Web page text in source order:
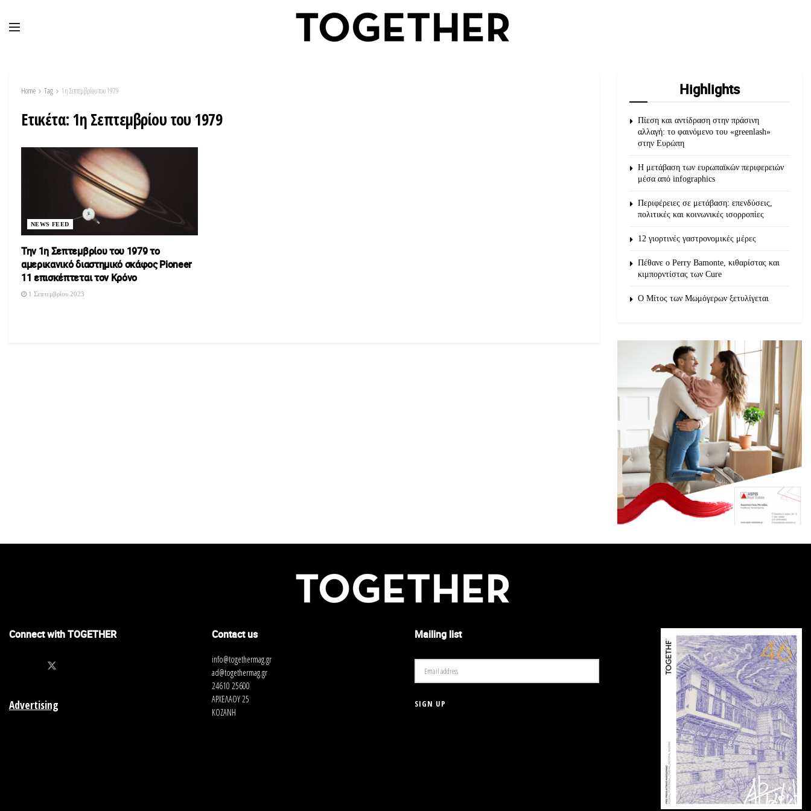
Home Tag 1η Σεπτεμβρίου του 1979
Ετικέτα:1η Σεπτεμβρίου του 1979
NEWS FEED
Την 1η Σεπτεμβρίου του 1979 το
αμερικανικό διαστημικό σκάφος Pioneer
11 επισκέπτεται τον Κρόνο
1 Σεπτεμβρίου 2023
Highlights
Πίεση και αντίδραση στην πράσινη
αλλαγή: το φαινόμενο του «greenlash»
στην Ευρώπη
Η μετάβαση των ευρωπαϊκών περιφερειών
μέσα από infographics
Περιφέρειες σε μετάβαση: επενδύσεις,
πολιτικές και κοινωνικές ισορροπίες
12 γιορτινές γαστρονομικές μέρες
Πέθανε ο Perry Bamonte, κιθαρίστας και
κιμπορντίστας των Cure
O Μίτος των Μωμόγερων ξετυλίγεται
Connect with TOGETHER
Advertising
Contact us
info@togethermag.gr
ad@togethermag.gr
24610 25600
ΑΡΧΕΛΑΟΥ 25
ΚΟΖΑΝΗ
Mailing list